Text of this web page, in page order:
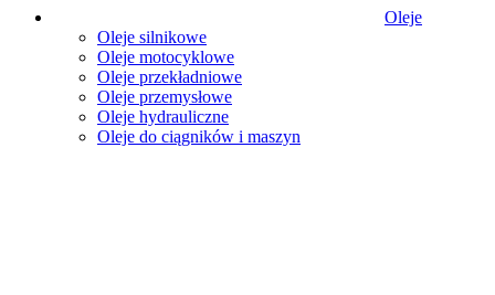
Oleje
Oleje silnikowe
Oleje motocyklowe
Oleje przekładniowe
Oleje przemysłowe
Oleje hydrauliczne
Oleje do ciągników i maszyn